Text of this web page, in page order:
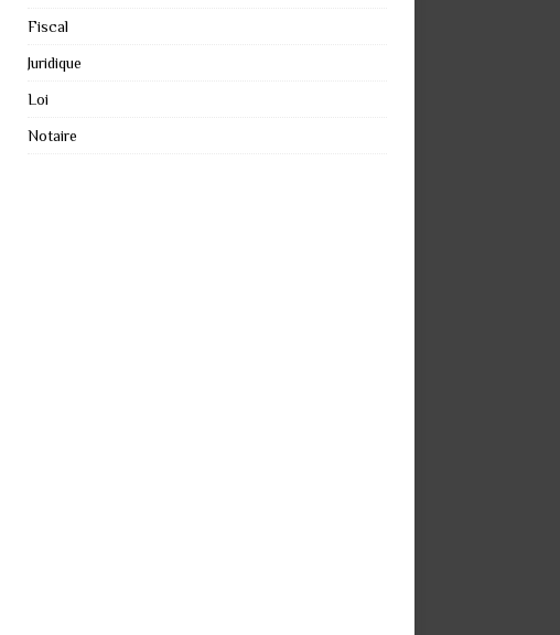
Fiscal
Juridique
Loi
Notaire